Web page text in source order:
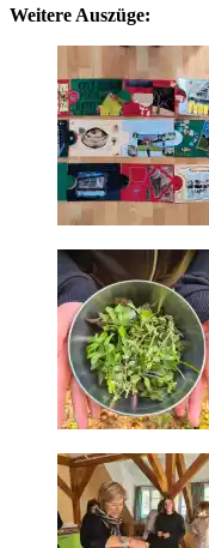
Weitere Auszüge: